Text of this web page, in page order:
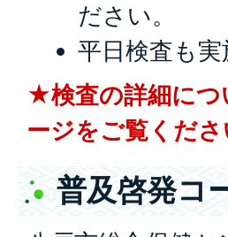
ださい。
平日検査も実
★検査の詳細につ
ージをご覧くださ
普及啓発コ